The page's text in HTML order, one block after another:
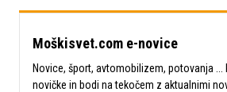
Moškisvet.com e-novice
Novice, šport, avtomobilizem, potovanja ...
novičke in bodi na tekočem z aktualnimi